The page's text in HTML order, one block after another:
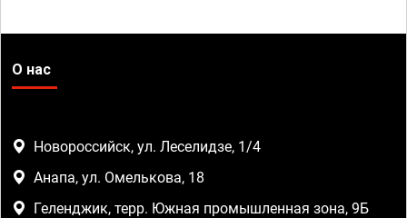
О нас
Новороссийск, ул. Леселидзе, 1/4
Анапа, ул. Омелькова, 18
Геленджик, терр. Южная промышленная зона, 9Б